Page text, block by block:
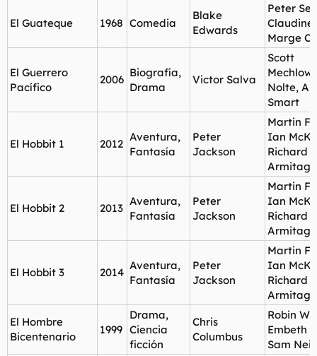
El Guateque 1968 Comedia
Blake
Edwards
Peter
Claudine
Marge
El Guerrero
Pacífico
2006
Biografía,
Drama
Victor Salva
Scott
Nolte,
Smart
El Hobbit 1 2012
Aventura,
Fantasía
Peter
Jackson
Martin
Ian
Richard
Armitage
El Hobbit 2 2013
Aventura,
Fantasía
Peter
Jackson
Martin
Ian
Richard
Armitage
El Hobbit 3 2014
Aventura,
Fantasía
Peter
Jackson
Martin
Ian
Richard
Armitage
El Hombre
Bicentenario
1999
Drama,
Ciencia
ficción
Chris
Columbus
Robin
Embeth
Sam Neill